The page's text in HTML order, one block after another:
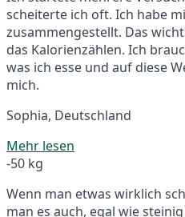
scheiterte ich oft. Ich habe
zusammengestellt. Das
das Kalorienzählen. Ich
was ich esse und auf diese
mich.
Sophia, Deutschland
Mehr lesen
-50 kg
Wenn man etwas wirklich
man es auch, egal wie